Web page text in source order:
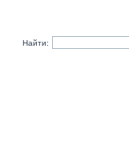
Найти: